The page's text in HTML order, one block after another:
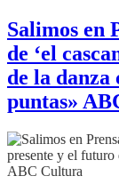
Salimos en
de ‘el
de la danza
puntas»